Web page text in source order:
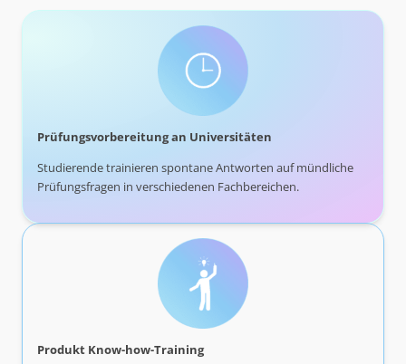
Prüfungsvorbereitung an Universitäten
Studierende trainieren spontane Antworten auf mündliche
Prüfungsfragen in verschiedenen Fachbereichen.
Produkt Know-how-Training